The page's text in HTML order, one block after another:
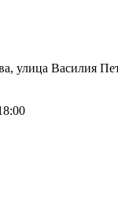
улица Василия